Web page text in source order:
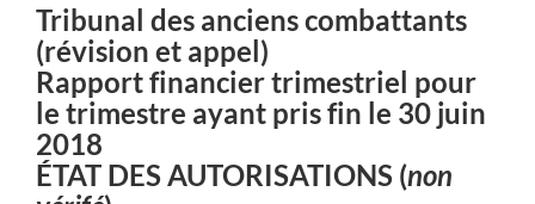
Tribunal des anciens combattants
(révision et appel)
Rapport financier trimestriel pour
le trimestre ayant pris fin le 30 juin
2018
ÉTAT DES AUTORISATIONS (non